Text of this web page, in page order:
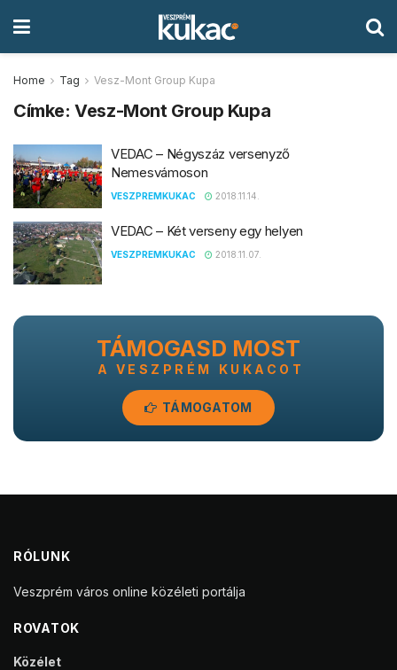
Home Tag Vesz-Mont Group Kupa
Címke:Vesz-Mont Group Kupa
VEDAC – Négyszáz versenyző
Nemesvámoson
VESZPREMKUKAC 2018.11.14.
VEDAC – Két verseny egy helyen
VESZPREMKUKAC 2018.11.07.
TÁMOGASD MOST
A VESZPRÉM KUKACOT
TÁMOGATOM
RÓLUNK
Veszprém város online közéleti portálja
ROVATOK
Közélet